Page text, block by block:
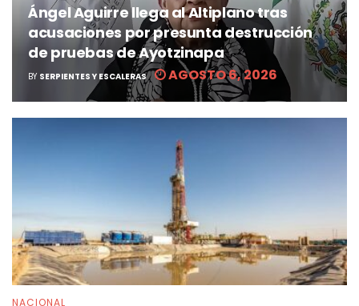
Ángel Aguirre llega al Altiplano tras
acusaciones por presunta destrucción
de pruebas de Ayotzinapa
BY SERPIENTES Y ESCALERAS AGOSTO 6, 2026
NACIONAL